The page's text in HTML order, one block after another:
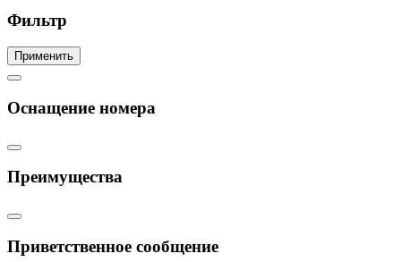
Фильтр
Применить
Оснащение номера
Преимущества
Приветственное сообщение